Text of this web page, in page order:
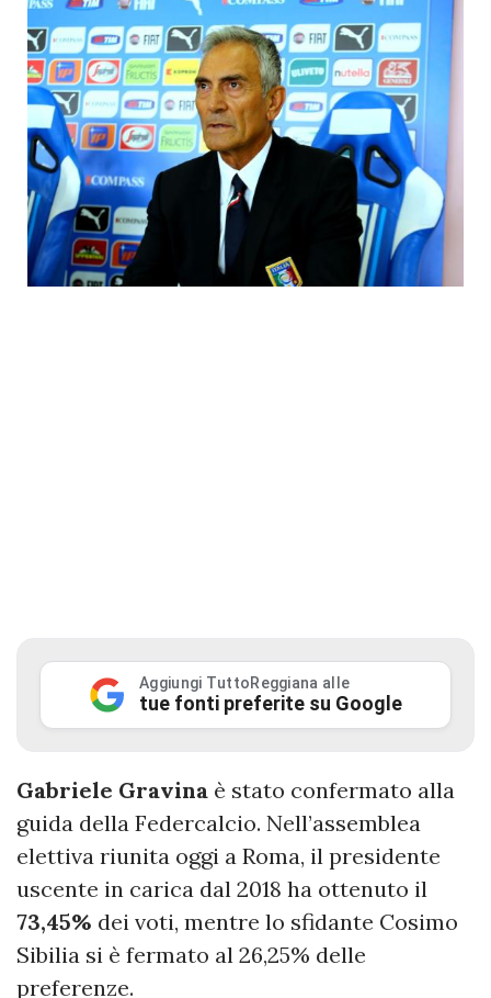
Aggiungi TuttoReggiana alle
tue fonti preferite su Google
Gabriele Gravina è stato confermato alla
guida della Federcalcio. Nell’assemblea
elettiva riunita oggi a Roma, il presidente
uscente in carica dal 2018 ha ottenuto il
73,45% dei voti, mentre lo sfidante Cosimo
Sibilia si è fermato al 26,25% delle
preferenze.